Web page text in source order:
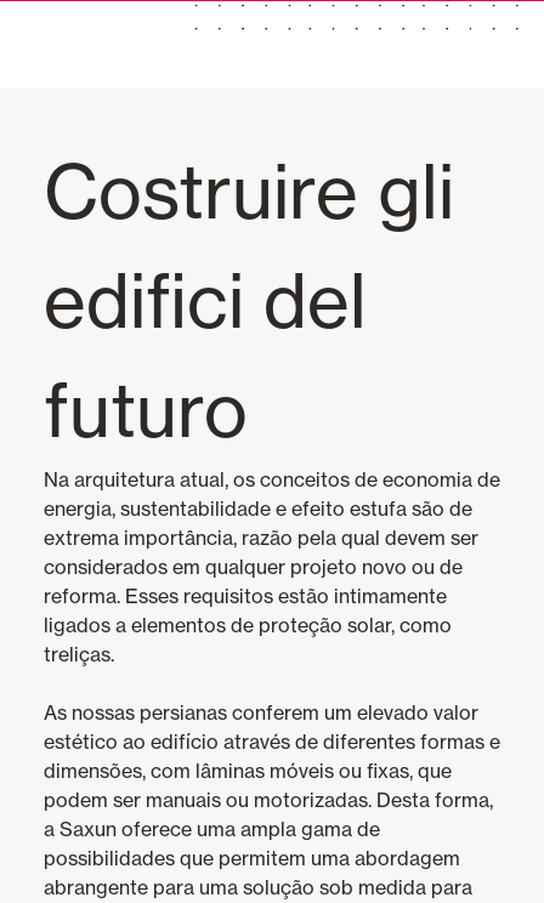
Costruire gli
edifici del
futuro
Na arquitetura atual, os conceitos de economia de
energia, sustentabilidade e efeito estufa são de
extrema importância, razão pela qual devem ser
considerados em qualquer projeto novo ou de
reforma. Esses requisitos estão intimamente
ligados a elementos de proteção solar, como
treliças.
As nossas persianas conferem um elevado valor
estético ao edifício através de diferentes formas e
dimensões, com lâminas móveis ou fixas, que
podem ser manuais ou motorizadas. Desta forma,
a Saxun oferece uma ampla gama de
possibilidades que permitem uma abordagem
abrangente para uma solução sob medida para
Cortina e persianas
Cortinas de Vidro
Toldos
Portas Automáticas
Mosquiteiras
Garagem e Portas Comerciais
Smart Home e automatismos
Revestimentos teto e parede